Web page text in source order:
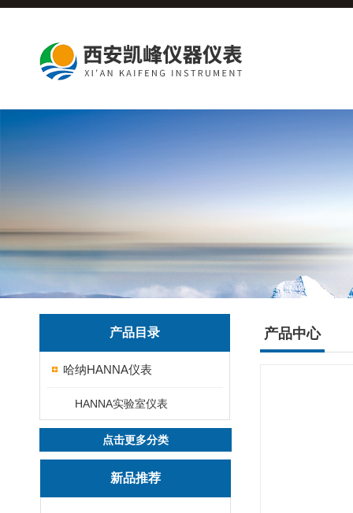
产品目录
哈纳HANNA仪表
HANNA实验室仪表
点击更多分类
新品推荐
产品中心